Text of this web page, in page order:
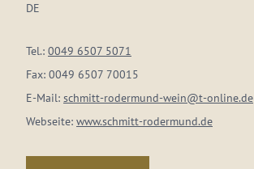
DE
Tel.: 0049 6507 5071
Fax: 0049 6507 70015
E-Mail: schmitt-rodermund-wein@t-online.de
Webseite: www.schmitt-rodermund.de